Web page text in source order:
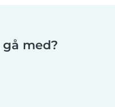
med?